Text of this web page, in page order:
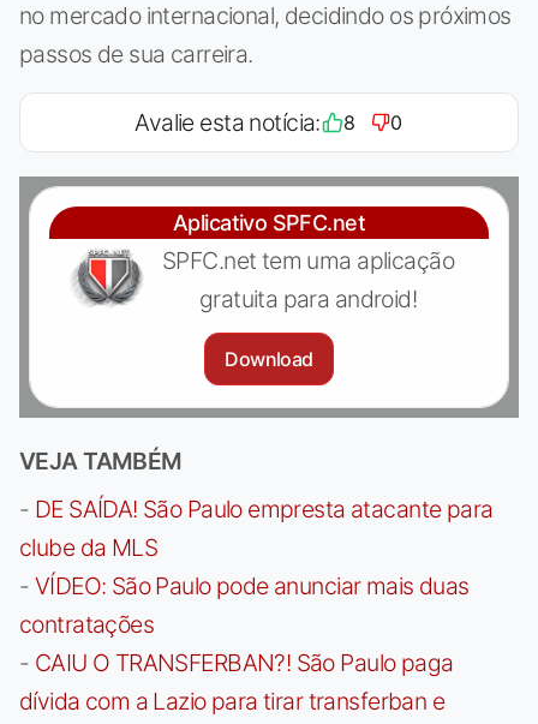
no mercado internacional, decidindo os próximos
passos de sua carreira.
Avalie esta notícia: 8 0
Aplicativo SPFC.net
SPFC.net tem uma aplicação
gratuita para android!
Download
VEJA TAMBÉM
- DE SAÍDA! São Paulo empresta atacante para
clube da MLS
- VÍDEO: São Paulo pode anunciar mais duas
contratações
- CAIU O TRANSFERBAN?! São Paulo paga
dívida com a Lazio para tirar transferban e